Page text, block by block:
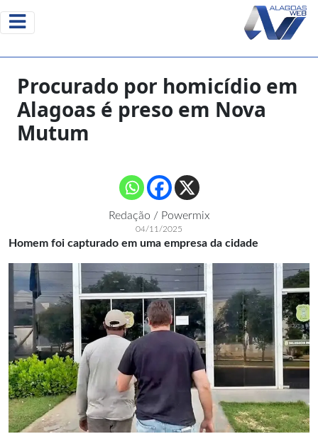
Procurado por homicídio em
Alagoas é preso em Nova
Mutum
Redação / Powermix
04/11/2025
Homem foi capturado em uma empresa da cidade